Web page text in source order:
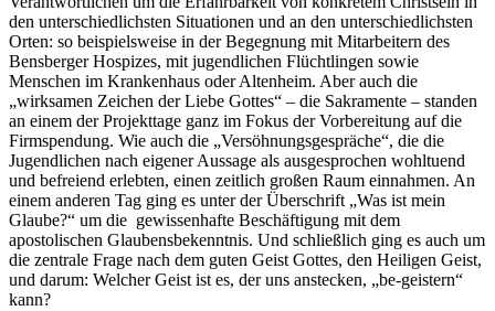
den unterschiedlichsten Situationen und an den unterschiedlichsten
Orten: so beispielsweise in der Begegnung mit Mitarbeitern des
Bensberger Hospizes, mit jugendlichen Flüchtlingen sowie
Menschen im Krankenhaus oder Altenheim. Aber auch die
„wirksamen Zeichen der Liebe Gottes“ – die Sakramente – standen
an einem der Projekttage ganz im Fokus der Vorbereitung auf die
Firmspendung. Wie auch die „Versöhnungsgespräche“, die die
Jugendlichen nach eigener Aussage als ausgesprochen wohltuend
und befreiend erlebten, einen zeitlich großen Raum einnahmen. An
einem anderen Tag ging es unter der Überschrift „Was ist mein
Glaube?“ um die gewissenhafte Beschäftigung mit dem
apostolischen Glaubensbekenntnis. Und schließlich ging es auch um
die zentrale Frage nach dem guten Geist Gottes, den Heiligen Geist,
und darum: Welcher Geist ist es, der uns anstecken, „be-geistern“
kann?